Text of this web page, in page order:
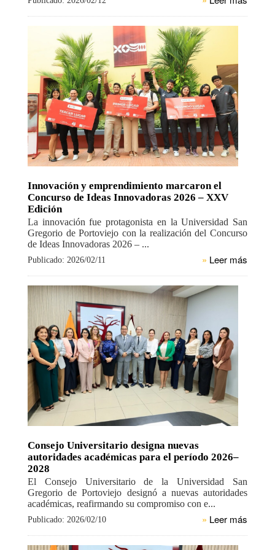
Innovación y emprendimiento marcaron el
Concurso de Ideas Innovadoras 2026 – XXV
Edición
La innovación fue protagonista en la Universidad San
Gregorio de Portoviejo con la realización del Concurso
de Ideas Innovadoras 2026 – ...
Publicado: 2026/02/11 » Leer más
Consejo Universitario designa nuevas
autoridades académicas para el período 2026–
2028
El Consejo Universitario de la Universidad San
Gregorio de Portoviejo designó a nuevas autoridades
académicas, reafirmando su compromiso con e...
Publicado: 2026/02/10 » Leer más